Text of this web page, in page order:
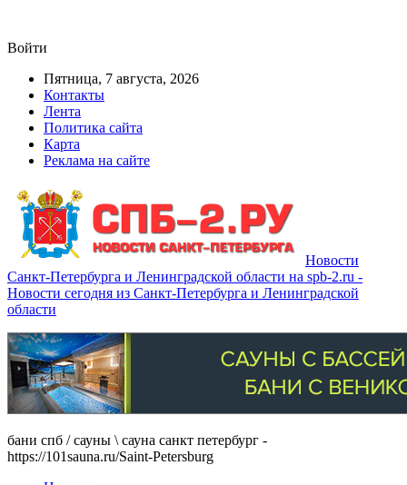
Войти
Пятница, 7 августа, 2026
Контакты
Лента
Политика сайта
Карта
Реклама на сайте
Новости
Санкт-Петербурга и Ленинградской области на spb-2.ru -
Новости сегодня из Санкт-Петербурга и Ленинградской
области
бани спб / сауны \ сауна санкт петербург -
https://101sauna.ru/Saint-Petersburg